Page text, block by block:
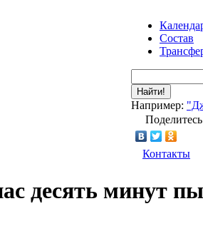
Состав
Найти!
Например:
Контакты
десять минут